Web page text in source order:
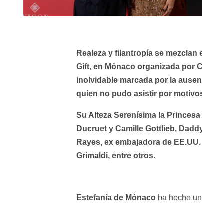
Realeza y filantropía se
Gift, en Mónaco organizada por
inolvidable marcada por la
quien no pudo asistir por
Su Alteza Serenísima la
Ducruet y Camille Gottlieb,
Rayes, ex embajadora de
Grimaldi, entre otros.
Estefanía de Mónacoha hecho